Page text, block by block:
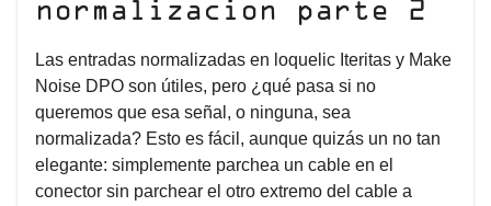
normalizacion parte 2
Las entradas normalizadas en loquelic Iteritas y Make
Noise DPO son útiles, pero ¿qué pasa si no
queremos que esa señal, o ninguna, sea
normalizada? Esto es fácil, aunque quizás un no tan
elegante: simplemente parchea un cable en el
conector sin parchear el otro extremo del cable a